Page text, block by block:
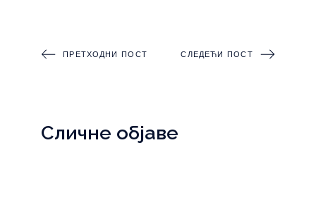
ПРЕТХОДНИ ПОСТ СЛЕДЕЋИ ПОСТ
Сличне објаве